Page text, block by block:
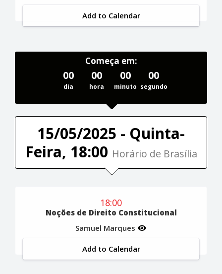
Add to Calendar
Começa em:
00
dia
00
hora
00
minuto
00
segundo
15/05/2025 - Quinta-
Feira, 18:00 Horário de Brasília
18:00
Noções de Direito Constitucional
Samuel Marques
Add to Calendar